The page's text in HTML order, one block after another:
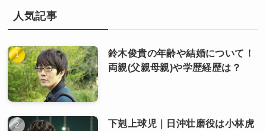
人気記事
鈴木俊貴の年齢や結婚について！
両親(父親母親)や学歴経歴は？
下剋上球児｜日沖壮磨役は小林虎